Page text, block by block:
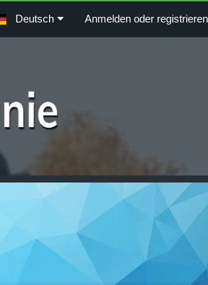
Deutsch Anmelden oder registrieren